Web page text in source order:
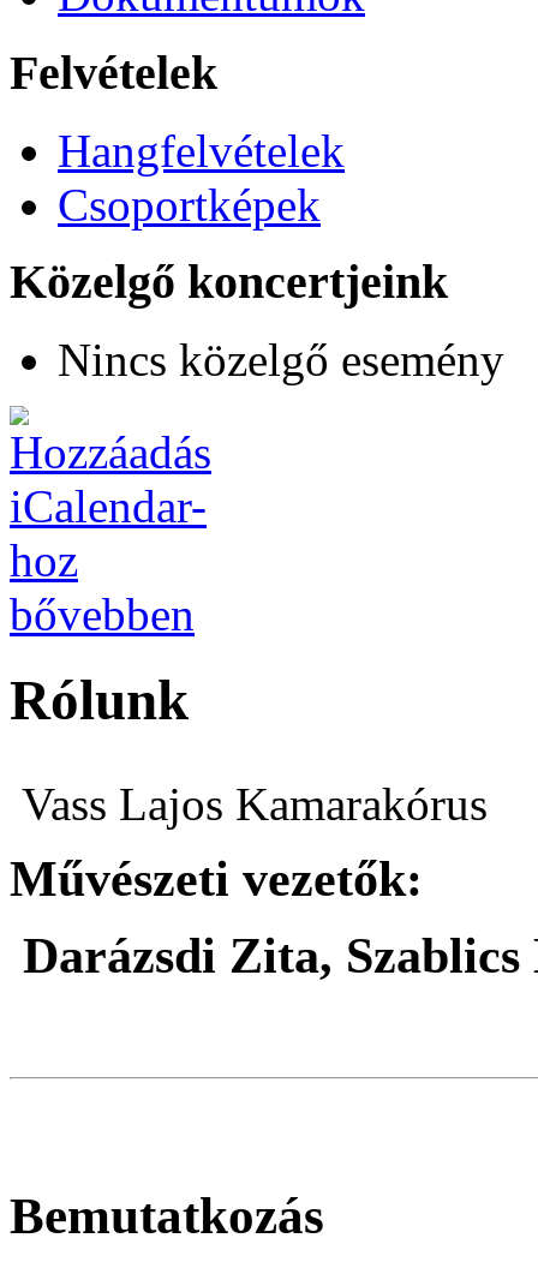
Felvételek
Hangfelvételek
Csoportképek
Közelgő koncertjeink
Nincs közelgő esemény
bővebben
Rólunk
Vass Lajos Kamarakórus
Művészeti vezetők:
Darázsdi Zita,
Bemutatkozás